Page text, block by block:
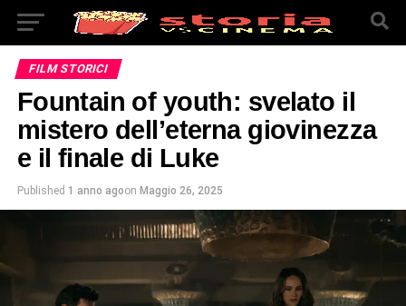
FILM STORICI
Fountain of youth: svelato il
mistero dell’eterna giovinezza
e il finale di Luke
Published 1 anno agoon Maggio 26, 2025